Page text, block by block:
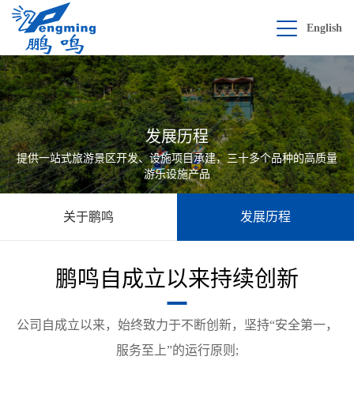
English
发展历程
提供一站式旅游景区开发、设施项目承建，三十多个品种的高质量
游乐设施产品
关于鹏鸣 发展历程
鹏鸣自成立以来持续创新
公司自成立以来，始终致力于不断创新，坚持“安全第一，
服务至上”的运行原则;